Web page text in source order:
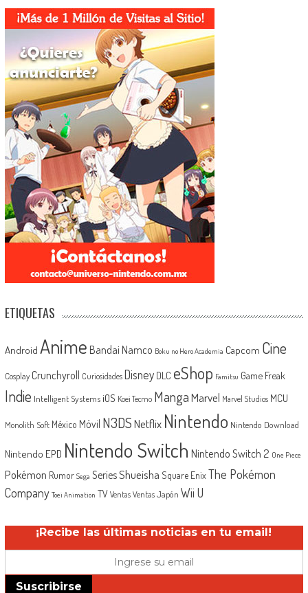
ETIQUETAS
Android Anime Bandai Namco Boku no Hero Academia Capcom Cine
Cosplay Crunchyroll Curiosidades Disney DLC eShop Famitsu Game Freak
Indie Intelligent Systems iOS Koei Tecmo MangaMarvel Marvel Studios MCU
Monolith Soft México Móvil N3DSNetflix Nintendo Nintendo Download
Nintendo EPD Nintendo Switch Nintendo Switch 2 One Piece
Pokémon Rumor Sega SeriesShueisha Square EnixThe Pokémon
Company Toei Animation TV Ventas Ventas Japón Wii U
¡Recibe las últimas noticias en tu email!
Suscribirse